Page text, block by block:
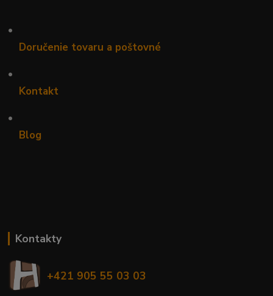
•
Doručenie tovaru a poštovné
•
Kontakt
•
Blog
Kontakty
+421 905 55 03 03